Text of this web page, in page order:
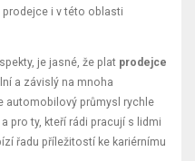
i v této oblasti
je jasné, že plat prodejce
a závislý na mnoha
automobilový průmysl rychle
pro ty, kteří rádi pracují s lidmi
řadu příležitostí ke kariérnímu